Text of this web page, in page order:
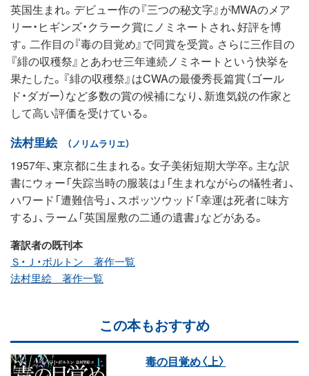
英国生まれ。デビュー作の『三つの秘文字』がMWAのメア
リー・ヒギンズ・クラーク賞にノミネートされ、好評を博
す。二作目の『毒の目覚め』で同賞を受賞。さらに三作目の
『緋の収穫祭』とあわせ三年連続ノミネートという快挙を
果たした。『緋の収穫祭』はCWAの最優秀長篇賞（ゴール
ド・ダガー）など多数の賞の候補になり、新進気鋭の作家と
して高い評価を受けている。
法村里絵 （ノリムラリエ）
1957年、東京都に生まれる。女子美術短期大学卒。主な訳
書にウォー「失踪当時の服装は」「生まれながらの犠牲者」、
ハワード「遭難信号」、スポッツウッド「幸運は死者に味方
する」、ラーム「英国屋敷の二通の遺書」などがある。
著訳者の既刊本
Ｓ・Ｊ・ボルトン 著作一覧
法村里絵 著作一覧
この本もおすすめ
毒の目覚め〈上〉